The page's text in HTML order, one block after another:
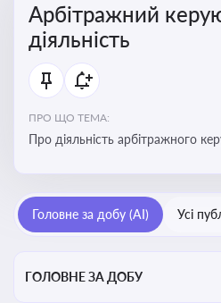
Арбітражний
діяльність
ПРО ЩО ТЕМА:
Про діяльність арбітражного
Головне за добу (AI) Усі
ГОЛОВНЕ ЗА ДОБУ